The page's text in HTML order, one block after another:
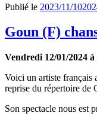
Publié le 2023/11/10
Goun (F)
Vendredi 12/01/2024 à
Voici un artiste français
reprise du répertoire de
Son spectacle nous est